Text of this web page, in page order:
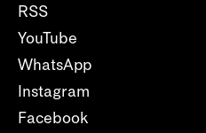
RSS
YouTube
WhatsApp
Instagram
Facebook